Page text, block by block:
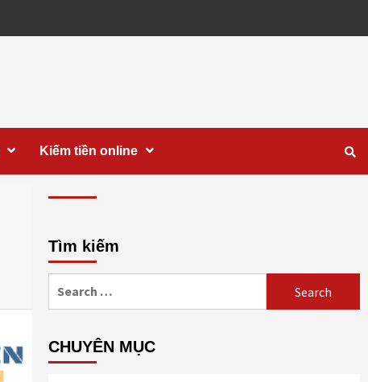
Kiếm tiền online
Tìm kiếm
CHUYÊN MỤC